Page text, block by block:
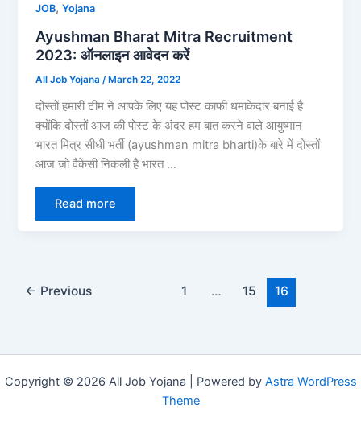
JOB,Yojana
Ayushman Bharat Mitra Recruitment
2023: ऑनलाइन आवेदन करें
All Job Yojana /March 22, 2022
दोस्तों हमारी टीम ने आपके लिए यह पोस्ट काफी धमाकेदार बनाई है
क्योंकि दोस्तों आज की पोस्ट के अंदर हम बात करने वाले आयुष्मान
भारत मित्र सीधी भर्ती (ayushman mitra bharti)के बारे में दोस्तों
आज जो वैकेंसी निकली है भारत …
Read more
← Previous 1 … 15 16
Copyright © 2026 All Job Yojana | Powered by Astra WordPress
Theme